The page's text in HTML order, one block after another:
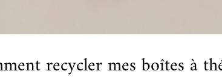
recycler mes boîtes à